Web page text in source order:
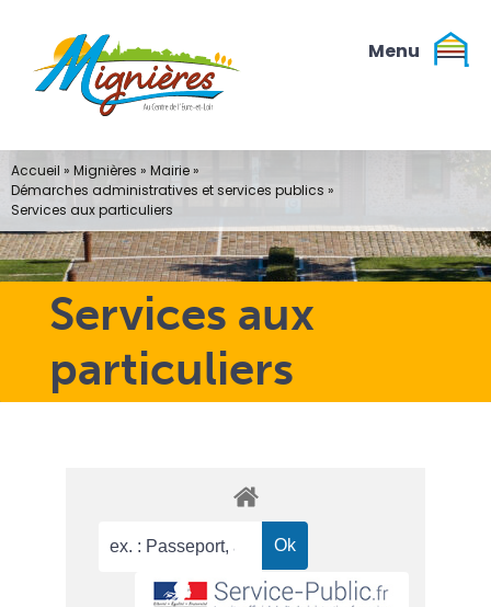
contenu
Services aux
particuliers
Accueil » Mignières » Mairie»
Démarches administratives et services publics »
Services aux particuliers